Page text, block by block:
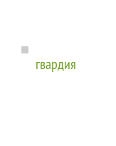
гвардия